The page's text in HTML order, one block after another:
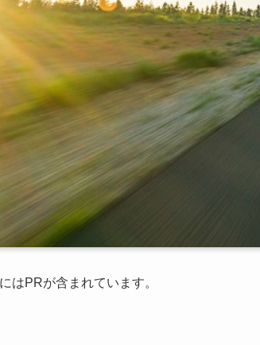
はPRが含まれています。